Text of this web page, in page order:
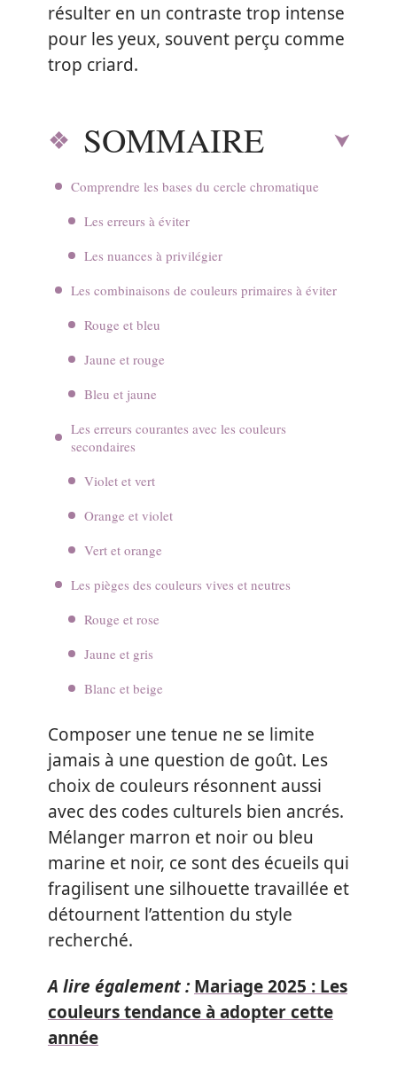
résulter en un contraste trop intense
pour les yeux, souvent perçu comme
trop criard.
SOMMAIRE
Comprendre les bases du cercle chromatique
Les erreurs à éviter
Les nuances à privilégier
Les combinaisons de couleurs primaires à éviter
Rouge et bleu
Jaune et rouge
Bleu et jaune
Les erreurs courantes avec les couleurs
secondaires
Violet et vert
Orange et violet
Vert et orange
Les pièges des couleurs vives et neutres
Rouge et rose
Jaune et gris
Blanc et beige
Composer une tenue ne se limite
jamais à une question de goût. Les
choix de couleurs résonnent aussi
avec des codes culturels bien ancrés.
Mélanger marron et noir ou bleu
marine et noir, ce sont des écueils qui
fragilisent une silhouette travaillée et
détournent l’attention du style
recherché.
A lire également : Mariage 2025 : Les
couleurs tendance à adopter cette
année